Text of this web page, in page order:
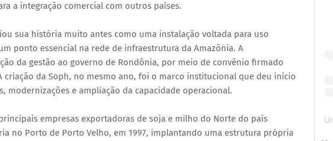
a integração comercial com outros países.
sua história muito antes como uma instalação voltada para uso
ponto essencial na rede de infraestrutura da Amazônia. A
da gestão ao governo de Rondônia, por meio de convênio firmado
criação da Soph, no mesmo ano, foi o marco institucional que deu início
modernizações e ampliação da capacidade operacional.
empresas exportadoras de soja e milho do Norte do país
no Porto de Porto Velho, em 1997, implantando uma estrutura própria